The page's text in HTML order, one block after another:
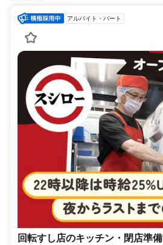
アルバイト・パート
回転すし店のキッチン・閉店準備